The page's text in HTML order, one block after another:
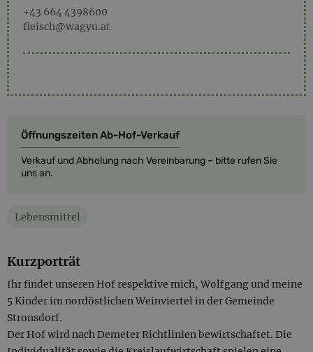
+43 664 4398600
fleisch@wagyu.at
Öffnungszeiten Ab-Hof-Verkauf
Verkauf und Abholung nach Vereinbarung – bitte rufen Sie
uns an.
Lebensmittel
Kurzporträt
Ihr findet unseren Hof respektive mich, Wolfgang und meine
5 Kinder im nordöstlichen Weinviertel in der Gemeinde
Stronsdorf.
Der Hof wird nach Demeter Richtlinien bewirtschaftet. Die